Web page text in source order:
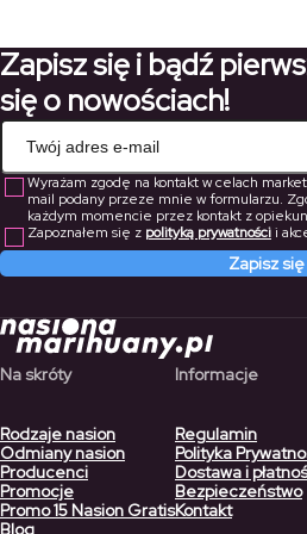
119,00 zł
Zapisz się i bądź
się o nowościach!
Wyrażam zgodę na kontakt w celach
mail podany przeze mnie w formularzu.
każdym momencie przez kontakt z
Zapoznałem się z polityką prywatnościi
Zapisz się
Na skróty
Rodzaje nasion
Odmiany nasion
Producenci
Promocje
Promo 15 Nasion Gratis
Blog
Informacje
Regulamin
Polityka
Dostawa i
Bezpieczeństwo
Kontakt